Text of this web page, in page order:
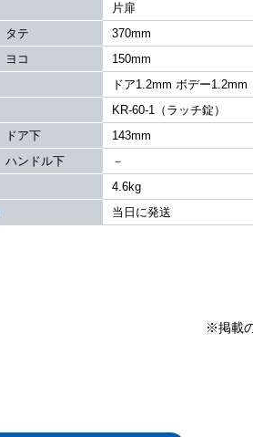
片扉
タテ
370mm
ヨコ
150mm
ドア1.2mm ボデー1.2mm
KR-60-1（ラッチ錠）
ドア下
143mm
ハンドル下
－
4.6kg
当日に発送
※掲載